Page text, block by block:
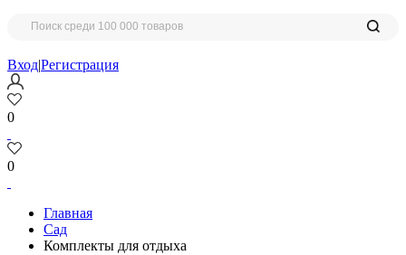
Вход|Регистрация
0
0
Главная
Сад
Комплекты для отдыха